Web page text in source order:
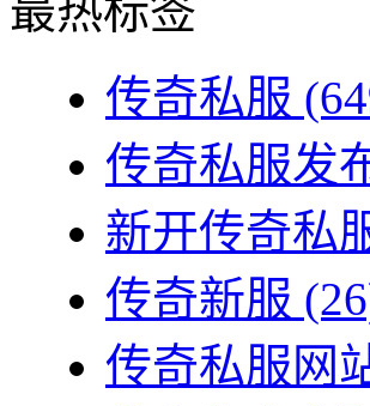
最热标签
传奇私服
传奇私服发
新开传奇私
传奇新服
传奇私服网